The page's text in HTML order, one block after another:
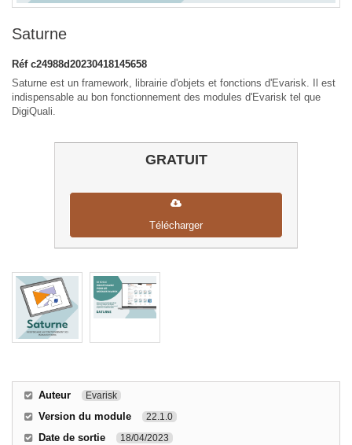
Saturne
Réf c24988d20230418145658
Saturne est un framework, librairie d'objets et fonctions d'Evarisk. Il est
indispensable au bon fonctionnement des modules d'Evarisk tel que
DigiQuali.
GRATUIT
Télécharger
Auteur Evarisk
Version du module 22.1.0
Date de sortie 18/04/2023